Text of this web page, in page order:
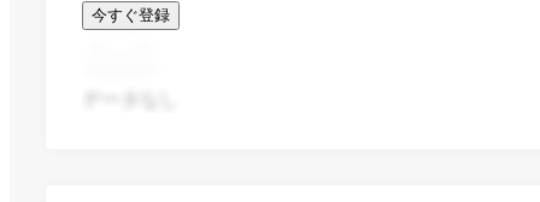
今すぐ登録